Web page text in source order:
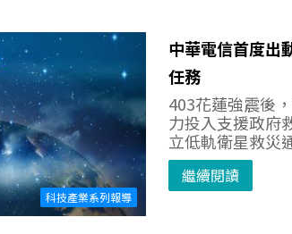
科技產業系列報導
中華電信首度出
任務
403花蓮強震後
力投入支援政府
立低軌衛星救災
繼續閱讀